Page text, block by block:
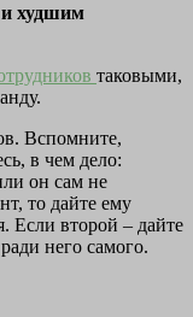
худшим
таковыми,
Вспомните,
в чем дело:
он сам не
то дайте ему
Если второй – дайте
него самого.